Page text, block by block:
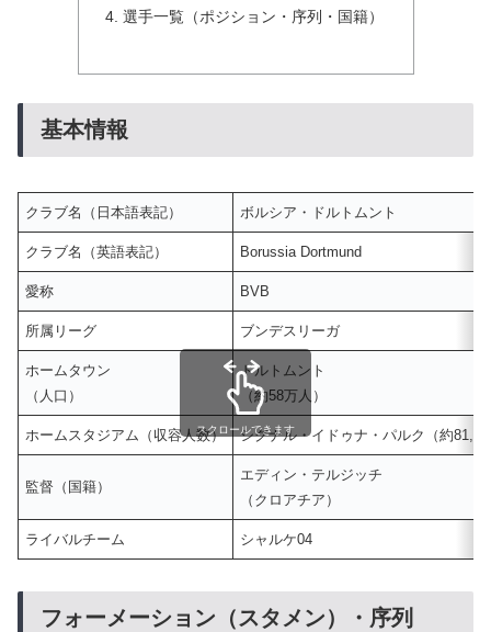
選手一覧（ポジション・序列・国籍）
基本情報
クラブ名（日本語表記） ボルシア・ドルトムント
クラブ名（英語表記） Borussia Dortmund
愛称 BVB
所属リーグ ブンデスリーガ
ホームタウン
（人口）
ドルトムント
（約58万人）
ホームスタジアム（収容人数） シグナル・イドゥナ・パルク（約
監督（国籍）
エディン・テルジッチ
（クロアチア）
ライバルチーム シャルケ04
スクロールできます
フォーメーション（スタメン）・序列